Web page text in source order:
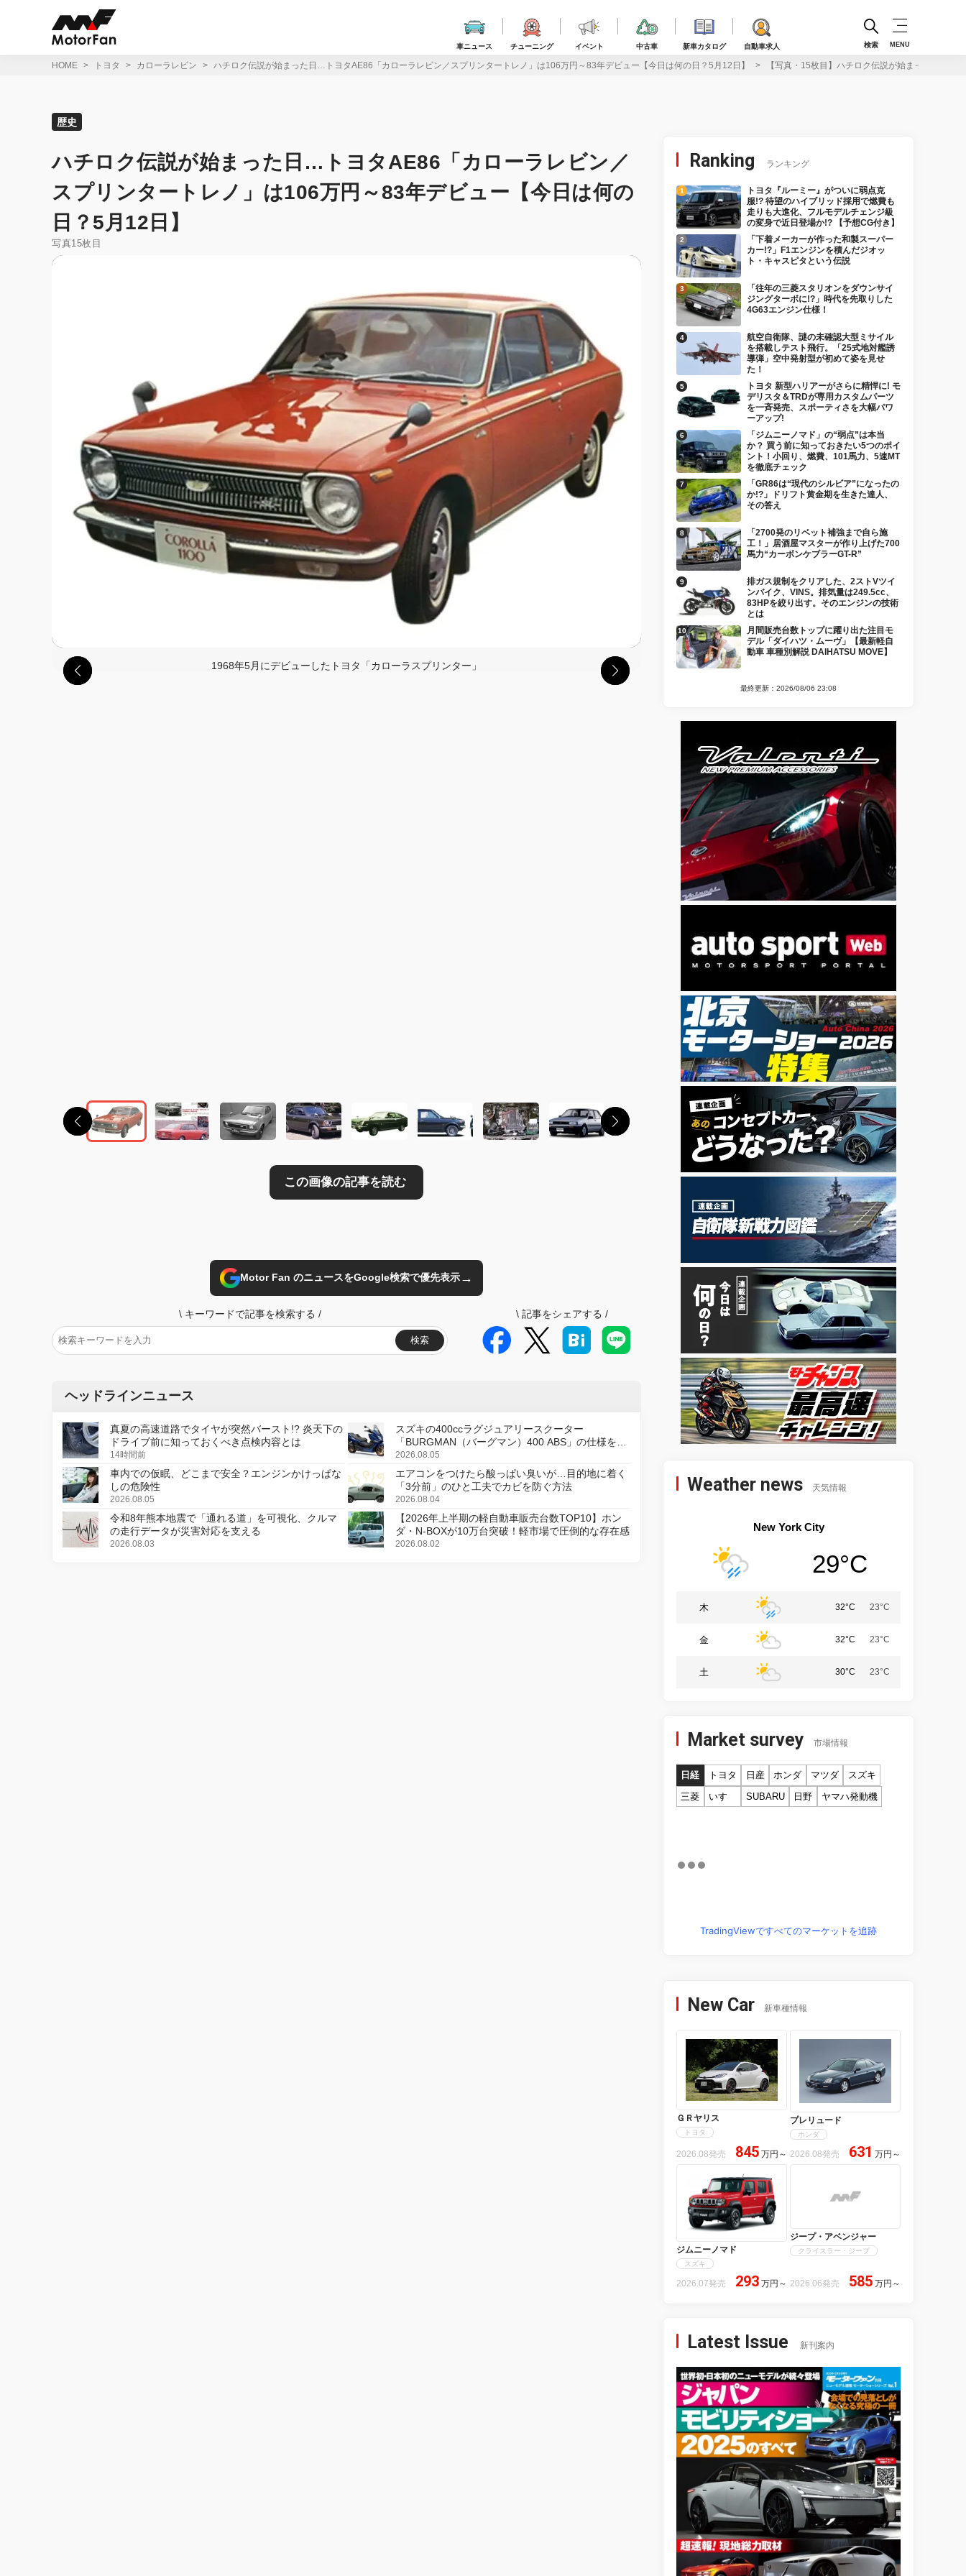
車ニュース チューニング イベント 中古車 新車カタログ 自動車求人 検索 MENU
HOME トヨタ カローラレビン ハチロク伝説が始まった日…トヨタAE86「カローラレビン／スプリンタートレノ」は106万円～83年デビュー【今日は何の日？5月12日】 【写真・15枚目】ハチロク伝説が始まった日…ト
歴史
ハチロク伝説が始まった日…トヨタAE86「カローラレビン／
スプリンタートレノ」は106万円～83年デビュー【今日は何の
日？5月12日】
写真15枚目
1968年5月にデビューしたトヨタ「カローラスプリンター」
Motor Fan のニュースをGoogle検索で優先表示→
\ キーワードで記事を検索する /
検索
\ 記事をシェアする /
ヘッドラインニュース
真夏の高速道路でタイヤが突然バースト!? 炎天下の
ドライブ前に知っておくべき点検内容とは
14時間前
スズキの400ccラグジュアリースクーター
「BURGMAN（バーグマン）400 ABS」の仕様を変
更し、8月18日に発売
2026.08.05
車内での仮眠、どこまで安全？エンジンかけっぱな
しの危険性
2026.08.05
エアコンをつけたら酸っぱい臭いが…目的地に着く
「3分前」のひと工夫でカビを防ぐ方法
2026.08.04
令和8年熊本地震で「通れる道」を可視化、クルマ
の走行データが災害対応を支える
2026.08.03
【2026年上半期の軽自動車販売台数TOP10】ホン
ダ・N-BOXが10万台突破！軽市場で圧倒的な存在感
2026.08.02
Ranking ランキング
トヨタ『ルーミー』がついに弱点克
服!? 待望のハイブリッド採用で燃費も
走りも大進化、フルモデルチェンジ級
の変身で近日登場か!? 【予想CG付き】
「下着メーカーが作った和製スーパー
カー!?」F1エンジンを積んだジオッ
ト・キャスピタという伝説
「往年の三菱スタリオンをダウンサイ
ジングターボに!?」時代を先取りした
4G63エンジン仕様！
航空自衛隊、謎の未確認大型ミサイル
を搭載しテスト飛行。「25式地対艦誘
導弾」空中発射型が初めて姿を見せ
た！
トヨタ 新型ハリアーがさらに精悍に! モ
デリスタ＆TRDが専用カスタムパーツ
を一斉発売、スポーティさを大幅パワ
ーアップ!
「ジムニーノマド」の“弱点”は本当
か？ 買う前に知っておきたい5つのポイ
ント！小回り、燃費、101馬力、5速MT
を徹底チェック
「GR86は“現代のシルビア”になったの
か!?」ドリフト黄金期を生きた達人、
その答え
「2700発のリベット補強まで自ら施
工！」居酒屋マスターが作り上げた700
馬力“カーボンケブラーGT-R”
排ガス規制をクリアした、2ストVツイ
ンバイク、VINS。排気量は249.5cc、
83HPを絞り出す。そのエンジンの技術
とは
月間販売台数トップに躍り出た注目モ
デル「ダイハツ・ムーヴ」【最新軽自
動車 車種別解説 DAIHATSU MOVE】
最終更新：2026/08/06 23:08
Weather news 天気情報
New York City
29°C
木 32°C 23°C
金 32°C 23°C
土 30°C 23°C
Market survey 市場情報
日経 トヨタ 日産 ホンダ マツダ
スズキ
三菱
いすゞ SUBARU 日野 ヤマハ発動機
TradingViewですべてのマーケットを追跡
New Car 新車種情報
ＧＲヤリス
トヨタ
2026.08発売 845 万円 ～
プレリュード
ホンダ
2026.08発売 631 万円 ～
ジムニーノマド
スズキ
2026.07発売 293 万円 ～
ジープ・アベンジャー
クライスラー・ジープ
2026.06発売 585 万円 ～
Latest Issue 新刊案内